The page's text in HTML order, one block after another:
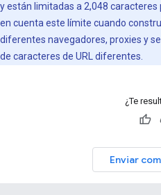
y están limitadas a 2,048 caracteres
en cuenta este límite cuando
diferentes navegadores, proxies y
de caracteres de URL diferentes.
¿Te
Enviar